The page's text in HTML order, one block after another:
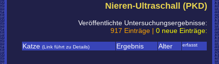
Nieren-Ultraschall (PKD)
Veröffentlichte Untersuchungsergebnisse:
917 Einträge | 0 neue Einträge:
Katze (Link führt zu Details) Ergebnis Alter erfasst